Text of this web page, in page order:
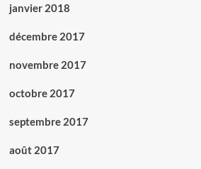
janvier 2018
décembre 2017
novembre 2017
octobre 2017
septembre 2017
août 2017